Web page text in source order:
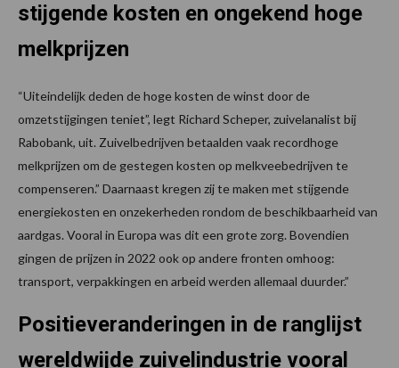
stijgende kosten en ongekend hoge
melkprijzen
“Uiteindelijk deden de hoge kosten de winst door de
omzetstijgingen teniet”, legt Richard Scheper, zuivelanalist bij
Rabobank, uit. Zuivelbedrijven betaalden vaak recordhoge
melkprijzen om de gestegen kosten op melkveebedrijven te
compenseren.” Daarnaast kregen zij te maken met stijgende
energiekosten en onzekerheden rondom de beschikbaarheid van
aardgas. Vooral in Europa was dit een grote zorg. Bovendien
gingen de prijzen in 2022 ook op andere fronten omhoog:
transport, verpakkingen en arbeid werden allemaal duurder.”
Positieveranderingen in de ranglijst
wereldwijde zuivelindustrie vooral